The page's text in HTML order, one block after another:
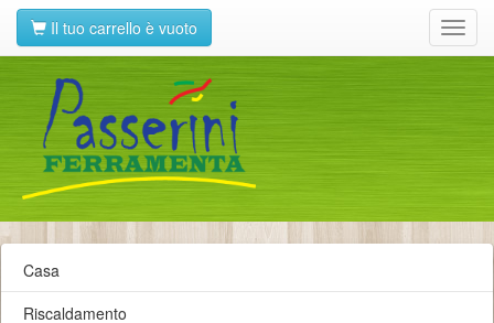
Il tuo carrello è vuoto
Casa
Riscaldamento